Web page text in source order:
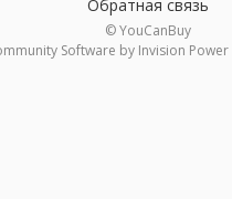
Обратная связь
© YouCanBuy
Software by Invision Power